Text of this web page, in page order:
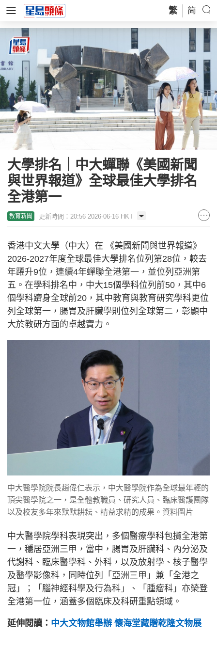
繁 简
大學排名｜中大蟬聯《美國新聞
與世界報道》全球最佳大學排名
全港第一
教育新聞 更新時間：20:56 2026-06-16 HKT
香港中文大學（中大）在 《美國新聞與世界報道》
2026-2027年度全球最佳大學排名位列第28位，較去
年躍升9位，連續4年蟬聯全港第一，並位列亞洲第
五。在學科排名中，中大15個學科位列前50，其中6
個學科躋身全球前20，其中教育與教育研究學科更位
列全球第一，腸胃及肝臟學則位列全球第二，彰顯中
大於教研方面的卓越實力。
中大醫學院院長趙偉仁表示，中大醫學院作為全球最年輕的
頂尖醫學院之一，是全體教職員、研究人員、臨床醫護團隊
以及校友多年來默默耕耘、精益求精的成果。資料圖片
中大醫學院學科表現突出，多個醫療學科包攬全港第
一，穩居亞洲三甲，當中，腸胃及肝臟科、內分泌及
代謝科、臨床醫學科、外科，以及放射學、核子醫學
及醫學影像科，同時位列「亞洲三甲」兼「全港之
冠」；「腦神經科學及行為科」、「腫瘤科」亦榮登
全港第一位，涵蓋多個臨床及科研重點領域。
延伸閱讀： 中大文物館舉辦 懷海堂藏贈乾隆文物展